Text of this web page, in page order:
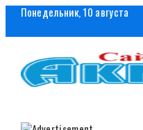
Понедельник, 10 августа